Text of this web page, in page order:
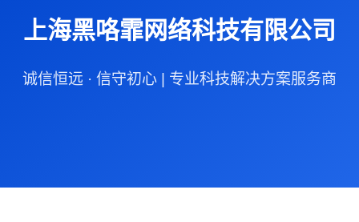
上海黑咯霏网络科技有限公司
诚信恒远 · 信守初心 | 专业科技解决方案服务商